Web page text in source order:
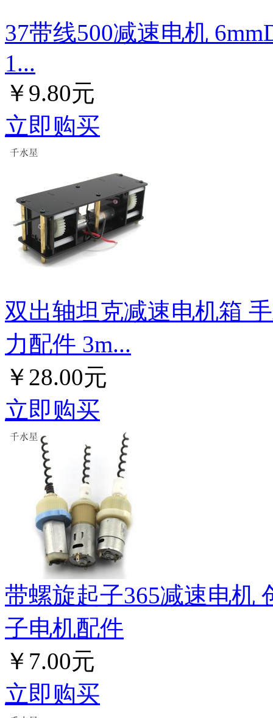
37带线500减速电机
1...
￥9.80元
立即购买
双出轴坦克减速电机箱
力配件 3m...
￥28.00元
立即购买
带螺旋起子365减速电机
子电机配件
￥7.00元
立即购买